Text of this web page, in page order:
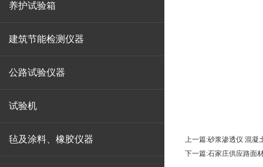
上一篇:砂浆渗透仪 混凝
下一篇:石家庄供应路面
养护试验箱
建筑节能检测仪器
公路试验仪器
试验机
毡及涂料、橡胶仪器